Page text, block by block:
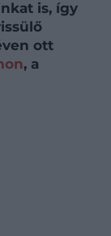
is, így
ott
, a